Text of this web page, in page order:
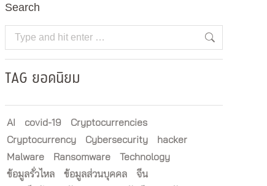
Search
Search:
TAG ยอดนิยม
AI covid-19
Cryptocurrencies
Cryptocurrency
Cybersecurity
hacker
Malware
Ransomware
Technology
ข้อมูลรั่วไหล
ข้อมูลส่วนบุคคล
จีน